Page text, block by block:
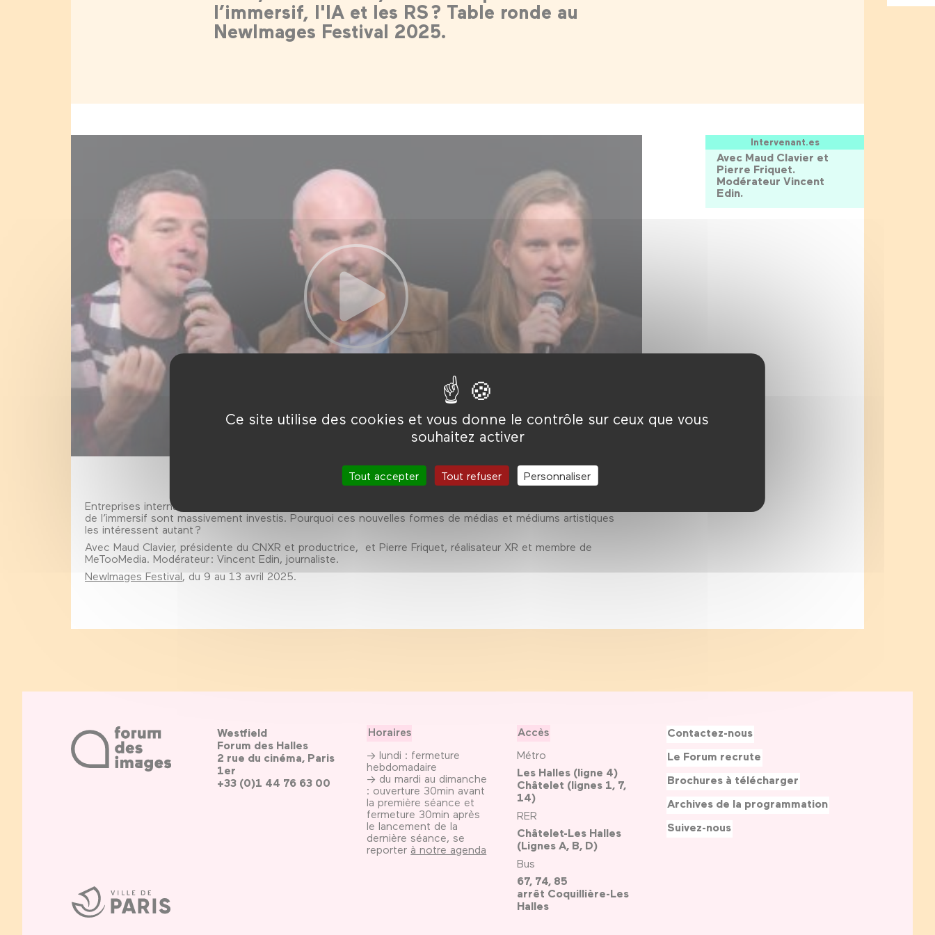
Ce site utilise des cookies et vous donne le contrôle sur ceux que vous
souhaitez activer
Tout accepter Tout refuser Personnaliser
l’immersif, l'IA et les RS ? Table ronde au
NewImages Festival 2025.
Intervenant.es
Avec Maud Clavier et
Pierre Friquet.
Modérateur Vincent
Edin.
Entreprises internationales, états ou milliardaires : les industries des réseaux sociaux, de l’IA et, dernièrement,
de l’immersif sont massivement investis. Pourquoi ces nouvelles formes de médias et médiums artistiques
les intéressent autant ?
Avec Maud Clavier, présidente du CNXR et productrice, et Pierre Friquet, réalisateur XR et membre de
MeTooMedia. Modérateur : Vincent Edin, journaliste.
NewImages Festival , du 9 au 13 avril 2025.
Ville
de
Paris
Westfield
Forum des Halles
2 rue du cinéma, Paris
1er
+33 (0)1 44 76 63 00
Horaires
→ lundi : fermeture
hebdomadaire
→ du mardi au dimanche
: ouverture 30min avant
la première séance et
fermeture 30min après
le lancement de la
dernière séance, se
reporter à notre agenda
Accès
Métro
Les Halles (ligne 4)
Châtelet (lignes 1, 7,
14)
RER
Châtelet-Les Halles
(Lignes A, B, D)
Bus
67, 74, 85
arrêt Coquillière-Les
Halles
Contactez-nous
Le Forum recrute
Brochures à télécharger
Archives de la programmation
Suivez-nous